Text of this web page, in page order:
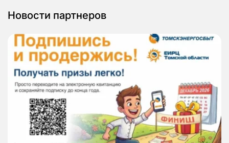
Новости партнеров